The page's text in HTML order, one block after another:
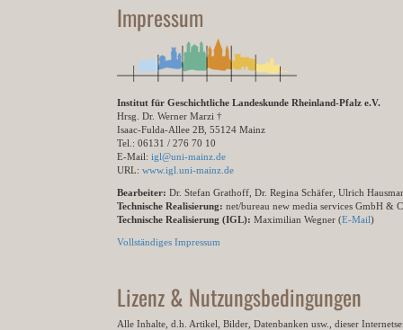
Impressum
Institut für Geschichtliche Landeskunde Rheinland-Pfalz e.V.
Hrsg. Dr. Werner Marzi †
Isaac-Fulda-Allee 2B, 55124 Mainz
Tel.: 06131 / 276 70 10
E-Mail: igl@uni-mainz.de
URL: www.igl.uni-mainz.de
Bearbeiter: Dr. Stefan Grathoff, Dr. Regina Schäfer, Ulrich
Technische Realisierung: net/bureau new media services GmbH &
Technische Realisierung (IGL): Maximilian Wegner (E-Mail)
Vollständiges Impressum
Lizenz & Nutzungsbedingungen
Alle Inhalte, d.h. Artikel, Bilder, Datenbanken usw., dieser